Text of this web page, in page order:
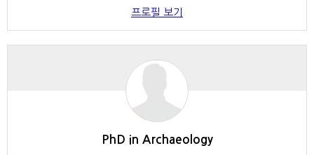
프로필 보기
PhD in Archaeology